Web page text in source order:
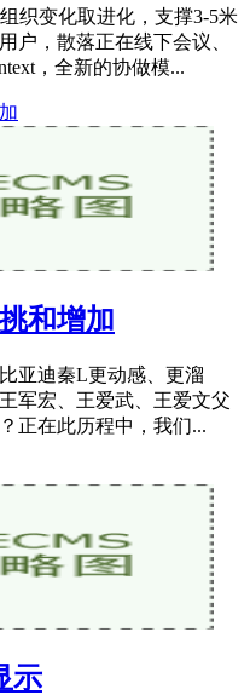
织变化取进化，支撑3-5米
户，散落正在线下会议、
，全新的协做模...
和增加
亚迪秦L更动感、更溜
军宏、王爱武、王爱文父
正在此历程中，我们...
示